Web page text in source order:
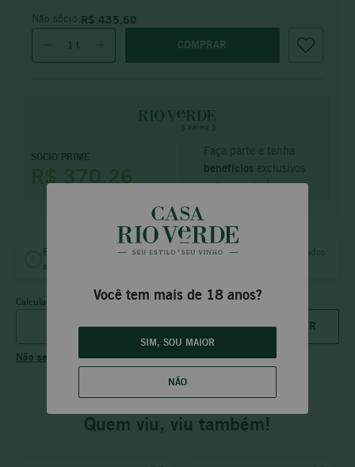
Você tem mais de 18 anos?
SIM, SOU MAIOR
NÃO
Não sócio: R$ 435,60
COMPRAR
SÓCIO PRIME Faça parte e tenha
benefícios exclusivos
saiba mais
Entrega no mesmo diaB.H.eVila da Serra para pedidos aprovados
até às
Calcular frete
Não sei meu CEP
Quem viu, viu também!